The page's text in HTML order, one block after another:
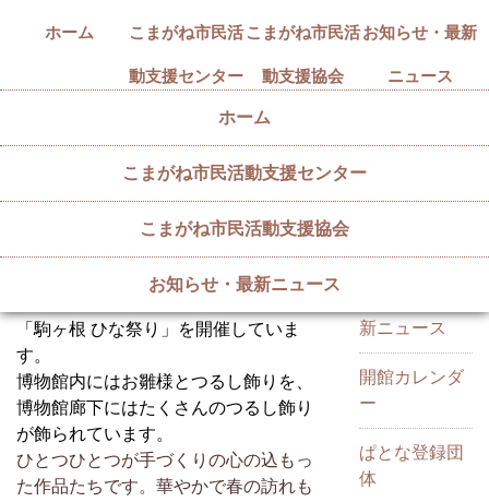
ホーム こまがね市民活
動支援センター
こまがね市民活
動支援協会
お知らせ・最新
ニュース
ホーム
こまがね市民活動支援センター
こまがね市民活動支援協会
お知らせ・最新ニュース
「駒ヶ根 ひな祭り」
て、ぱとな登録団体"あつい！こまがね
「駒ヶ根 ひな祭り」を開催していま
す。
博物館内にはお雛様とつるし飾りを、
博物館廊下にはたくさんのつるし飾り
が飾られています。
ひとつひとつが手づくりの心の込もっ
た作品たちです。華やかで春の訪れも
新ニュース
開館カレンダ
ー
ぱとな登録団
体